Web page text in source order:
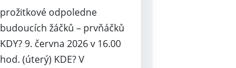
prožitkové odpoledne
budoucích žáčků – prvňáčků
KDY? 9. června 2026 v 16.00
hod. (úterý) KDE? V